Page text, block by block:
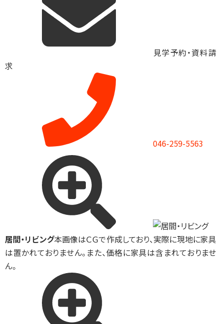
見学予約・資料請
求
046-259-5563
居間・リビング本画像はＣＧで作成しており、実際に現地に家具
は置かれておりません。また、価格に家具は含まれておりませ
ん。